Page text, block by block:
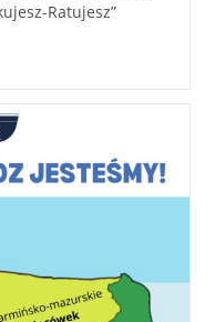
Ratujesz”